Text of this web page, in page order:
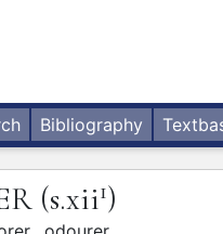
Bibliography
(s.xii1)